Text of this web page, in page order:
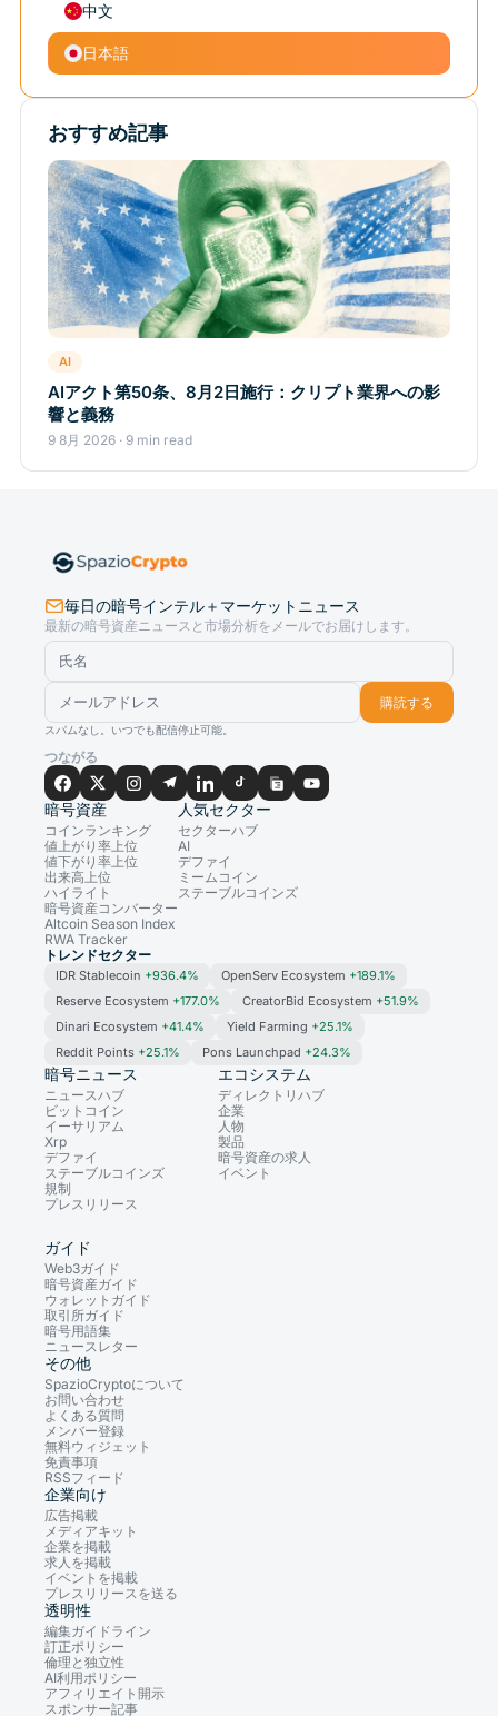
中文
日本語
おすすめ記事
AI
AIアクト第50条、8月2日施行：クリプト業界への影
響と義務
9 8月 2026 · 9 min read
毎日の暗号インテル＋マーケットニュース
最新の暗号資産ニュースと市場分析をメールでお届けします。
購読する
スパムなし。いつでも配信停止可能。
つながる
暗号資産
コインランキング
値上がり率上位
値下がり率上位
出来高上位
ハイライト
暗号資産コンバーター
Altcoin Season Index
RWA Tracker
人気セクター
セクターハブ
AI
デファイ
ミームコイン
ステーブルコインズ
トレンドセクター
IDR Stablecoin +936.4% OpenServ Ecosystem +189.1%
Reserve Ecosystem +177.0% CreatorBid Ecosystem +51.9%
Dinari Ecosystem +41.4% Yield Farming +25.1%
Reddit Points +25.1% Pons Launchpad +24.3%
暗号ニュース
ニュースハブ
ビットコイン
イーサリアム
Xrp
デファイ
ステーブルコインズ
規制
プレスリリース
エコシステム
ディレクトリハブ
企業
人物
製品
暗号資産の求人
イベント
ガイド
Web3ガイド
暗号資産ガイド
ウォレットガイド
取引所ガイド
暗号用語集
ニュースレター
その他
SpazioCryptoについて
お問い合わせ
よくある質問
メンバー登録
無料ウィジェット
免責事項
RSSフィード
企業向け
広告掲載
メディアキット
企業を掲載
求人を掲載
イベントを掲載
プレスリリースを送る
透明性
編集ガイドライン
訂正ポリシー
倫理と独立性
AI利用ポリシー
アフィリエイト開示
スポンサー記事